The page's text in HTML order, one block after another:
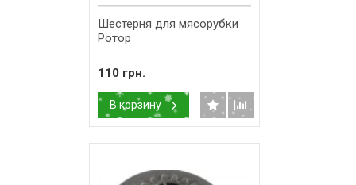
Шестерня для мясорубки
Ротор
110 грн.
В корзину